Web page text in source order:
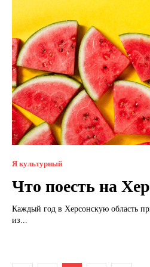
Я культурный
Что поесть на
Каждый год в Херсонскую область
из...